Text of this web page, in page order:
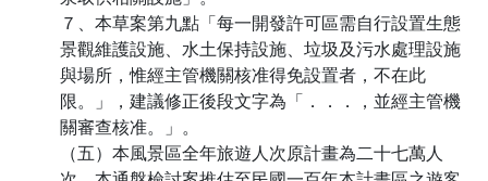
７、本草案第九點「每一開發許可區需自行設置生態
景觀維護設施、水土保持設施、垃圾及污水處理設施
與場所，惟經主管機關核准得免設置者，不在此
限。」，建議修正後段文字為「．．．，並經主管機
關審查核准。」。
（五）本風景區全年旅遊人次原計畫為二十七萬人